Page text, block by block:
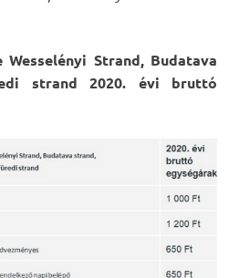
Wesselényi Strand, Budatava
strand 2020. évi bruttó